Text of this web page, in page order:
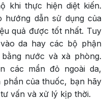
khi thực hiện diệt kiến.
hướng dẫn sử dụng của
quả được tốt nhất. Tuy
da hay các bộ phận
nước và xà phòng.
các mẩn đỏ ngoài da,
của thuốc, bạn hãy
vấn và xử lý kịp thời.